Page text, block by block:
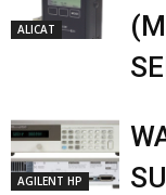
ALICAT
AGILENT HP